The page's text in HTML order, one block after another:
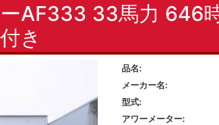
AF333 33馬力 646
き
品名
メーカー名
型式
アワーメーター